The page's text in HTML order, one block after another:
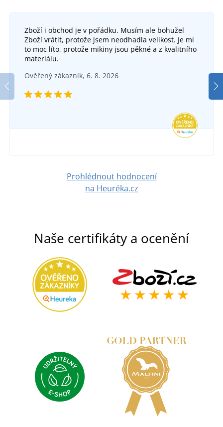
Pracovní kalhoty s laclem SIRIUS TRISTAN
DO 5 DNŮ
Pracovní kraťasy CXS STRETCH
769 Kč
Zboží i obchod je v pořádku. Musím ale bohužel
Zboží vrátit, protože jsem neodhadla velikost. Je mi
to moc líto, protože mikiny jsou pěkné a z kvalitního
materiálu.
Ověřený zákazník, 6. 8. 2026
Prohlédnout hodnocení
na Heuréka.cz
Naše certifikáty a ocenění